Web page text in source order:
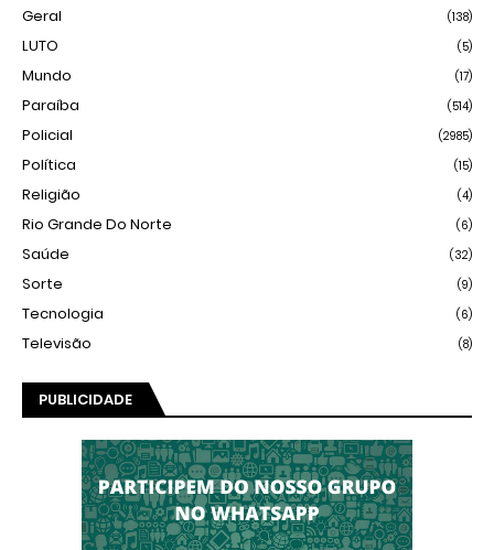
Geral (138)
LUTO (5)
Mundo (17)
Paraíba (514)
Policial (2985)
Política (15)
Religião (4)
Rio Grande Do Norte (6)
Saúde (32)
Sorte (9)
Tecnologia (6)
Televisão (8)
PUBLICIDADE